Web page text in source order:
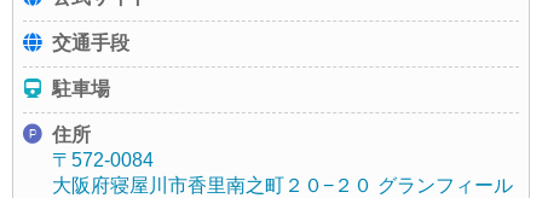
交通手段
駐車場
住所
〒572-0084
大阪府寝屋川市香里南之町２０−２０ グランフィール